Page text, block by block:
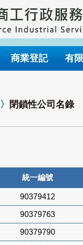
商業登記 有
〉 閉鎖性公司名錄
統一編號
90379412
90379763
90379790